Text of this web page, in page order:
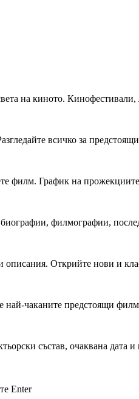
на киното.
всичко за
филм. График на
филмографии,
описания. Открийте нови и
най-чаканите предстоящи
състав, очаквана дата
Enter